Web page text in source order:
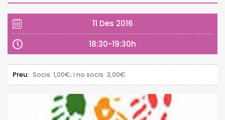
11 Des 2016
18:30-19:30h
Preu: Socis: 1,00€; i no socis: 3,00€.